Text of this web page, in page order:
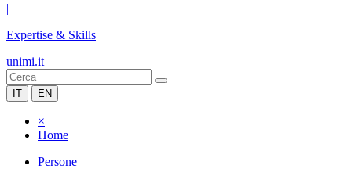
|
Expertise & Skills
unimi.it
IT EN
×
Home
Persone